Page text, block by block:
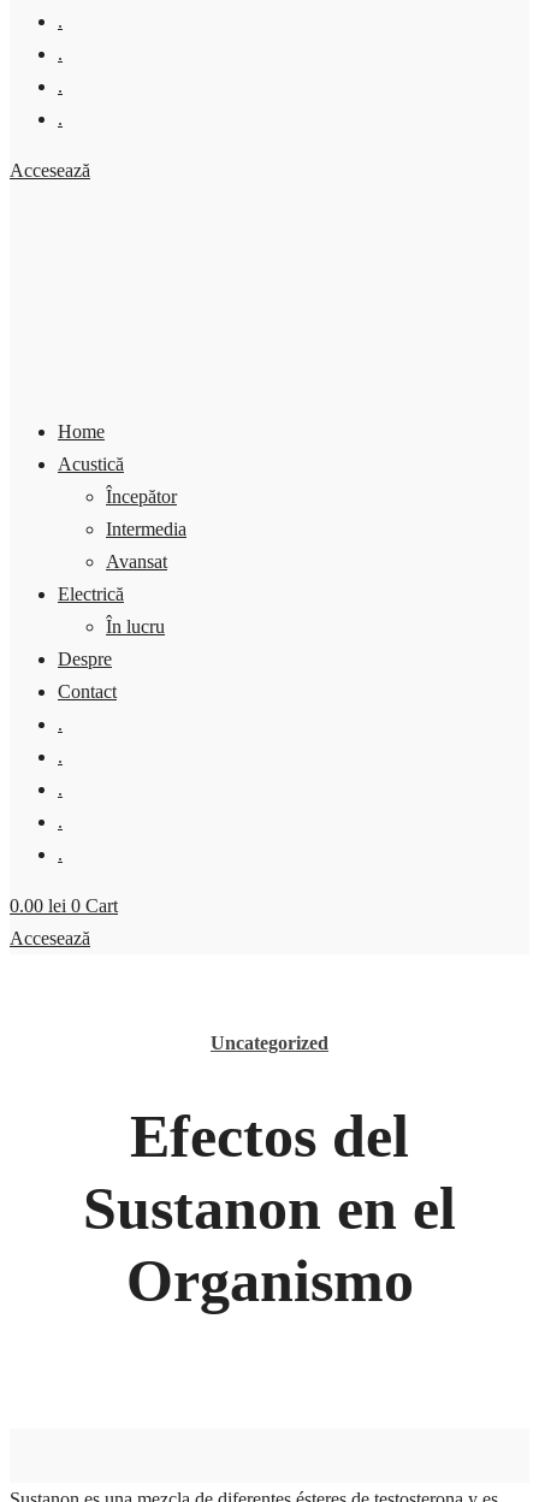
.
.
.
.
Accesează
Home
Acustică
Începător
Intermedia
Avansat
Electrică
În lucru
Despre
Contact
.
.
.
.
.
0.00 lei 0 Cart
Accesează
Uncategorized
Efectos del
Sustanon en el
Organismo